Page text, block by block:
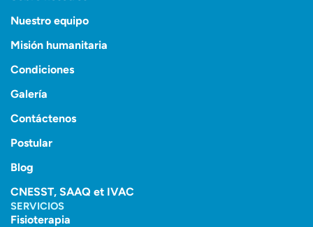
Nuestro equipo
Misión humanitaria
Condiciones
Galería
Contáctenos
Postular
Blog
CNESST, SAAQ et IVAC
SERVICIOS
Fisioterapia